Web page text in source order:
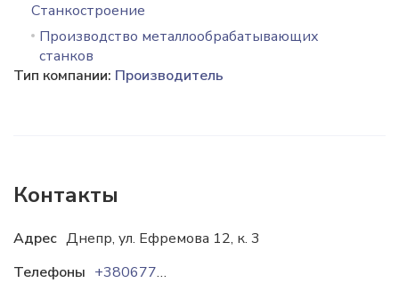
Станкостроение
Производство металлообрабатывающих
станков
Тип компании: Производитель
Контакты
Адрес Днепр, ул. Ефремова 12, к. 3
Телефоны
+38067701-35-50